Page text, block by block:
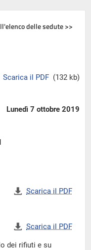
delle sedute >>
Scarica il PDF (132 kb)
Lunedì 7 ottobre 2019
Scarica il PDF
Scarica il PDF
dei rifiuti e su